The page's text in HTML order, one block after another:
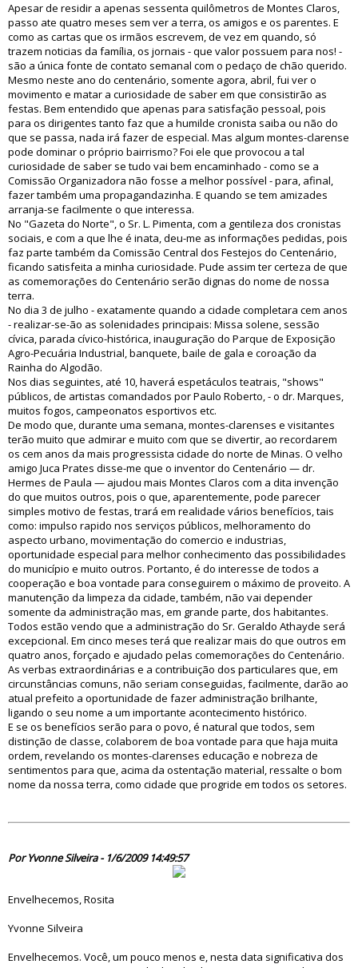
Apesar de residir a apenas sessenta quilômetros de Montes Claros,
passo ate quatro meses sem ver a terra, os amigos e os parentes. E
como as cartas que os irmãos escrevem, de vez em quando, só
trazem noticias da família, os jornais - que valor possuem para nos! -
são a única fonte de contato semanal com o pedaço de chão querido.
Mesmo neste ano do centenário, somente agora, abril, fui ver o
movimento e matar a curiosidade de saber em que consistirão as
festas. Bem entendido que apenas para satisfação pessoal, pois
para os dirigentes tanto faz que a humilde cronista saiba ou não do
que se passa, nada irá fazer de especial. Mas algum montes-clarense
pode dominar o próprio bairrismo? Foi ele que provocou a tal
curiosidade de saber se tudo vai bem encaminhado - como se a
Comissão Organizadora não fosse a melhor possível - para, afinal,
fazer também uma propagandazinha. E quando se tem amizades
arranja-se facilmente o que interessa.
No "Gazeta do Norte", o Sr. L. Pimenta, com a gentileza dos cronistas
sociais, e com a que lhe é inata, deu-me as informações pedidas, pois
faz parte também da Comissão Central dos Festejos do Centenário,
ficando satisfeita a minha curiosidade. Pude assim ter certeza de que
as comemorações do Centenário serão dignas do nome de nossa
terra.
No dia 3 de julho - exatamente quando a cidade completara cem anos
- realizar-se-ão as solenidades principais: Missa solene, sessão
cívica, parada cívico-histórica, inauguração do Parque de Exposição
Agro-Pecuária Industrial, banquete, baile de gala e coroação da
Rainha do Algodão.
Nos dias seguintes, até 10, haverá espetáculos teatrais, "shows"
públicos, de artistas comandados por Paulo Roberto, - o dr. Marques,
muitos fogos, campeonatos esportivos etc.
De modo que, durante uma semana, montes-clarenses e visitantes
terão muito que admirar e muito com que se divertir, ao recordarem
os cem anos da mais progressista cidade do norte de Minas. O velho
amigo Juca Prates disse-me que o inventor do Centenário — dr.
Hermes de Paula — ajudou mais Montes Claros com a dita invenção
do que muitos outros, pois o que, aparentemente, pode parecer
simples motivo de festas, trará em realidade vários benefícios, tais
como: impulso rapido nos serviços públicos, melhoramento do
aspecto urbano, movimentação do comercio e industrias,
oportunidade especial para melhor conhecimento das possibilidades
do município e muito outros. Portanto, é do interesse de todos a
cooperação e boa vontade para conseguirem o máximo de proveito. A
manutenção da limpeza da cidade, também, não vai depender
somente da administração mas, em grande parte, dos habitantes.
Todos estão vendo que a administração do Sr. Geraldo Athayde será
excepcional. Em cinco meses terá que realizar mais do que outros em
quatro anos, forçado e ajudado pelas comemorações do Centenário.
As verbas extraordinárias e a contribuição dos particulares que, em
circunstâncias comuns, não seriam conseguidas, facilmente, darão ao
atual prefeito a oportunidade de fazer administração brilhante,
ligando o seu nome a um importante acontecimento histórico.
E se os benefícios serão para o povo, é natural que todos, sem
distinção de classe, colaborem de boa vontade para que haja muita
ordem, revelando os montes-clarenses educação e nobreza de
sentimentos para que, acima da ostentação material, ressalte o bom
nome da nossa terra, como cidade que progride em todos os setores.
Por Yvonne Silveira - 1/6/2009 14:49:57
Envelhecemos, Rosita
Yvonne Silveira
Envelhecemos. Você, um pouco menos e, nesta data significativa dos